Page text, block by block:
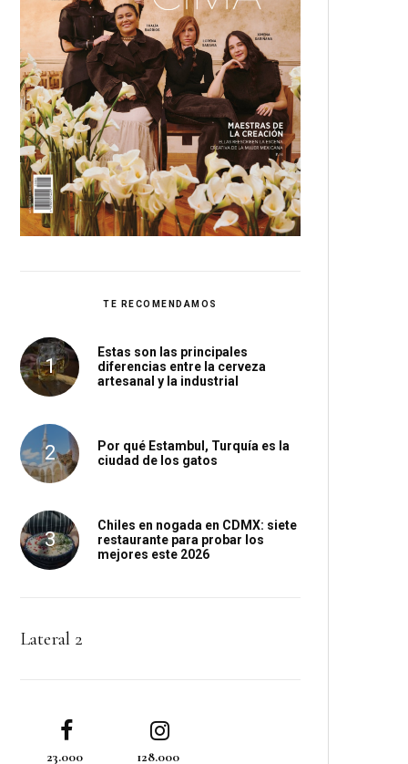
TE RECOMENDAMOS
Estas son las principales
diferencias entre la cerveza
artesanal y la industrial
Por qué Estambul, Turquía es la
ciudad de los gatos
Chiles en nogada en CDMX: siete
restaurante para probar los
mejores este 2026
Lateral 2
23.000 128.000